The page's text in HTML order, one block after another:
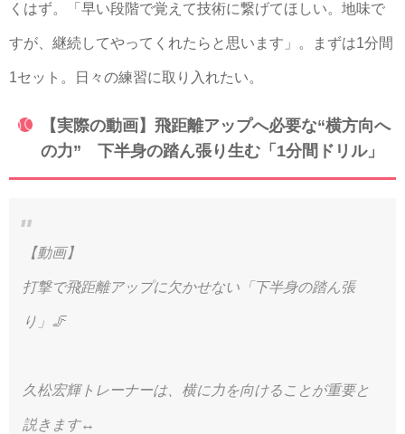
くはず。「早い段階で覚えて技術に繋げてほしい。地味で
すが、継続してやってくれたらと思います」。まずは1分間
1セット。日々の練習に取り入れたい。
【実際の動画】飛距離アップへ必要な“横方向へ
の力” 下半身の踏ん張り生む「1分間ドリル」
【動画】
打撃で飛距離アップに欠かせない「下半身の踏ん張
り」🦵
久松宏輝トレーナーは、横に力を向けることが重要と
説きます↔️